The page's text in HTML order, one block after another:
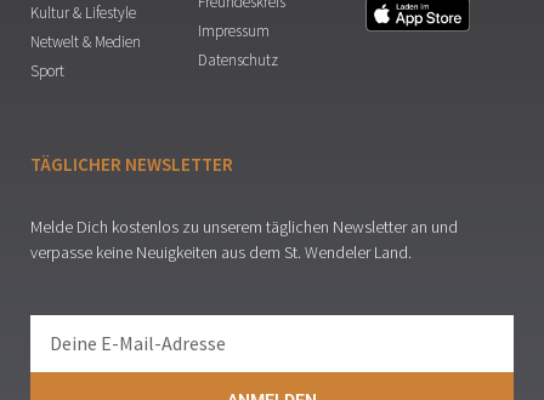
Kultur & Lifestyle
Netwelt & Medien
Sport
Impressum
Datenschutz
TÄGLICHER NEWSLETTER
Melde Dich kostenlos zu unserem täglichen Newsletter an und
verpasse keine Neuigkeiten aus dem St. Wendeler Land.